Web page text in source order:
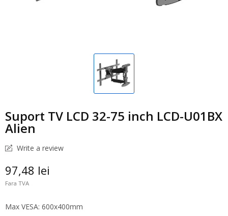
Suport TV LCD 32-75 inch LCD-U01BX
Alien
Write a review
97,48 lei
Fara TVA
Max VESA: 600x400mm